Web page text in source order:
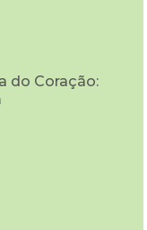
do Coração: